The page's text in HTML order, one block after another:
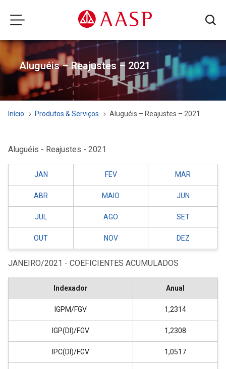
Aluguéis – Reajustes – 2021
Início Produtos & Serviços Aluguéis – Reajustes – 2021
Aluguéis - Reajustes - 2021
JAN FEV MAR
ABR MAIO JUN
JUL AGO SET
OUT NOV DEZ
JANEIRO/2021 - COEFICIENTES ACUMULADOS
Indexador Anual
IGPM/FGV 1,2314
IGP(DI)/FGV 1,2308
IPC(DI)/FGV 1,0517